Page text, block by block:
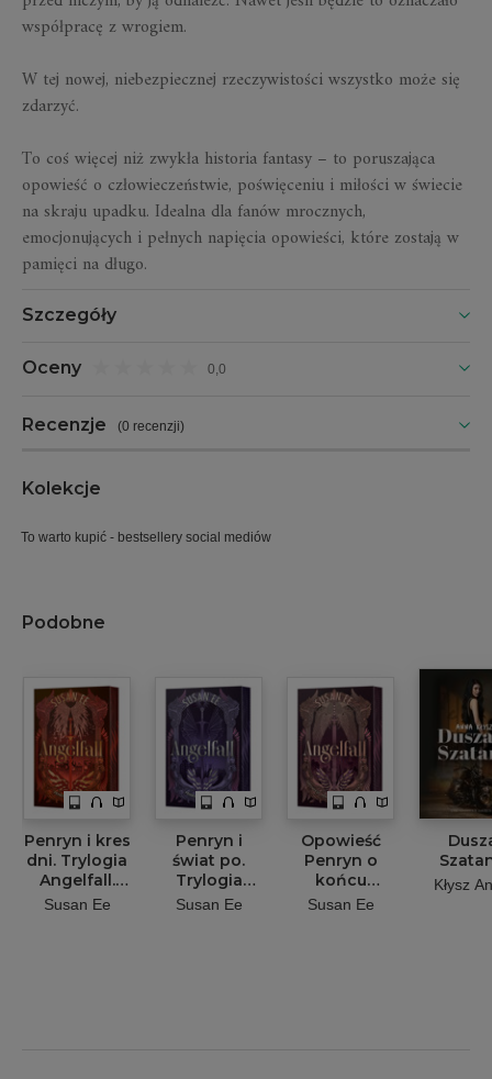
współpracę z wrogiem.
W tej nowej, niebezpiecznej rzeczywistości wszystko może się
zdarzyć.
To coś więcej niż zwykła historia fantasy – to poruszająca
opowieść o człowieczeństwie, poświęceniu i miłości w świecie
na skraju upadku. Idealna dla fanów mrocznych,
emocjonujących i pełnych napięcia opowieści, które zostają w
pamięci na długo.
Szczegóły
Oceny 0,0
Recenzje (0 recenzji)
Kolekcje
To warto kupić - bestsellery social mediów
Podobne
Penryn i kres
dni. Trylogia
Angelfall.
Tom 3
Susan Ee
Penryn i
świat po.
Trylogia
Angelfall.
Susan Ee
Opowieść
Penryn o
końcu
świata.
Susan Ee
Kłysz